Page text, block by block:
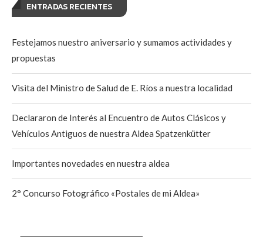
ENTRADAS RECIENTES
Festejamos nuestro aniversario y sumamos actividades y
propuestas
Visita del Ministro de Salud de E. Ríos a nuestra localidad
Declararon de Interés al Encuentro de Autos Clásicos y
Vehículos Antiguos de nuestra Aldea Spatzenkütter
Importantes novedades en nuestra aldea
2° Concurso Fotográfico «Postales de mi Aldea»